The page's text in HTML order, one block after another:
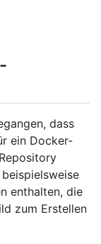
dass
ein Docker-
enthalten, die
zum Erstellen